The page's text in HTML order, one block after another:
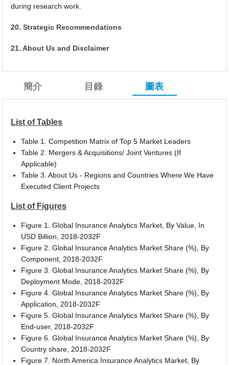
during research work.
20. Strategic Recommendations
21. About Us and Disclaimer
簡介 目錄 圖表
List of Tables
Table 1. Competition Matrix of Top 5 Market Leaders
Table 2. Mergers & Acquisitions/ Joint Ventures (If
Applicable)
Table 3. About Us - Regions and Countries Where We Have
Executed Client Projects
List of Figures
Figure 1. Global Insurance Analytics Market, By Value, In
USD Billion, 2018-2032F
Figure 2. Global Insurance Analytics Market Share (%), By
Component, 2018-2032F
Figure 3. Global Insurance Analytics Market Share (%), By
Deployment Mode, 2018-2032F
Figure 4. Global Insurance Analytics Market Share (%), By
Application, 2018-2032F
Figure 5. Global Insurance Analytics Market Share (%), By
End-user, 2018-2032F
Figure 6. Global Insurance Analytics Market Share (%), By
Country share, 2018-2032F
Figure 7. North America Insurance Analytics Market, By